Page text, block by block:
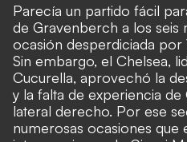
Parecía un partido fácil
de Gravenberch a los seis
ocasión desperdiciada por
Sin embargo, el Chelsea,
Cucurella, aprovechó la
y la falta de experiencia
lateral derecho. Por ese
numerosas ocasiones que